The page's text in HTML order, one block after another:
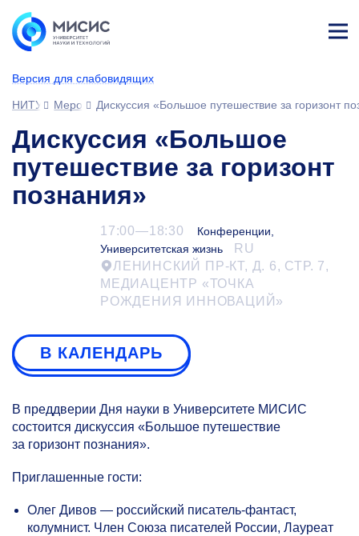
Версия для слабовидящих
ине
НИТУ МИСИСМероприятияДискуссия «Большое путешествие за горизонт
Дискуссия «Большое
путешествие за горизонт
познания»
17:00—18:30
Конференции,
Университетская жизнь
RU
ЛЕНИНСКИЙ ПР-КТ, Д. 6, СТР. 7,
МЕДИАЦЕНТР «ТОЧКА
РОЖДЕНИЯ ИННОВАЦИЙ»
В КАЛЕНДАРЬ
В преддверии Дня науки в Университете МИСИС
состоится дискуссия «Большое путешествие
за горизонт познания».
Приглашенные гости:
Олег Дивов — российский писатель-фантаст,
колумнист. Член Союза писателей России, Лауреат